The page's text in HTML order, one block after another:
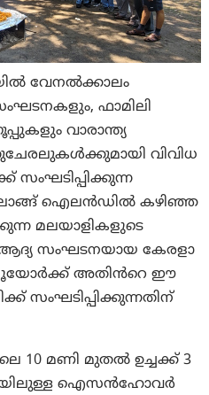
വേനൽക്കാലം
ഫാമിലി
വാരാന്ത്യ
വിവിധ
സംഘടിപ്പിക്കുന്ന
ഐലൻഡിൽ കഴിഞ്ഞ
മലയാളികളുടെ
ആദ്യ സംഘടനയായ കേരളാ
അതിൻറെ ഈ
സംഘടിപ്പിക്കുന്നതിന്
10 മണി മുതൽ ഉച്ചക്ക് 3
ഐസന്‍‌ഹോവര്‍